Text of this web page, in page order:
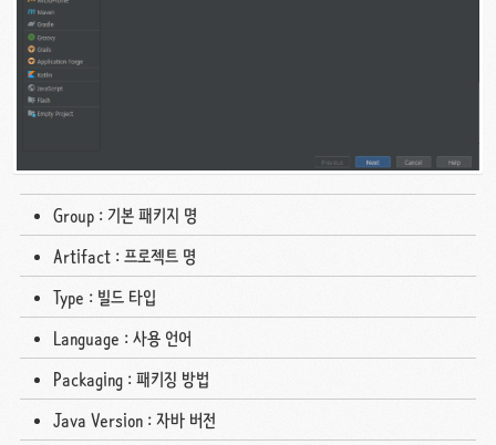
Group : 기본 패키지 명
Artifact : 프로젝트 명
Type : 빌드 타입
Language : 사용 언어
Packaging : 패키징 방법
Java Version : 자바 버전